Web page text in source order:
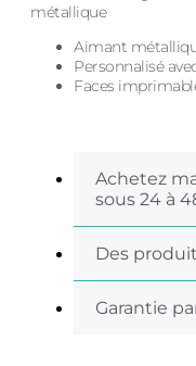
78X53
métallique
Aimant
Personnalisé
Faces
Achetez
sous 24 à
Des
Garantie